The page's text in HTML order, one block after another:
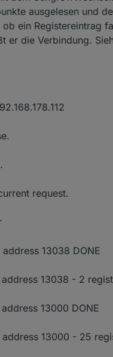
ausgelesen und
ein Registereintrag
er die Verbindung.
request.
13038 DONE
13038 - 2
13000 DONE
13000 - 25